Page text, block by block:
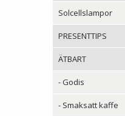
Solcellslampor
PRESENTTIPS
ÄTBART
- Godis
- Smaksatt kaffe